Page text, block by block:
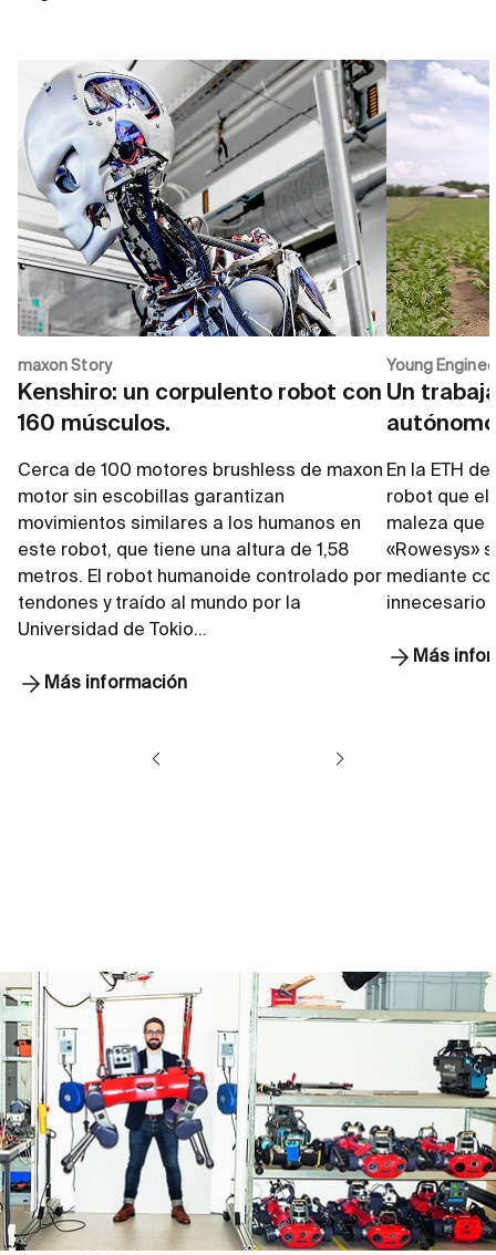
maxon Story
Kenshiro: un corpulento robot con
160 músculos.
Cerca de 100 motores brushless de maxon
motor sin escobillas garantizan
movimientos similares a los humanos en
este robot, que tiene una altura de 1,58
metros. El robot humanoide controlado por
tendones y traído al mundo por la
Universidad de Tokio…
Más información
Young
Un
autónomo
En la ETH
robot que
maleza que
«Rowesys»
mediante
innecesario
Más